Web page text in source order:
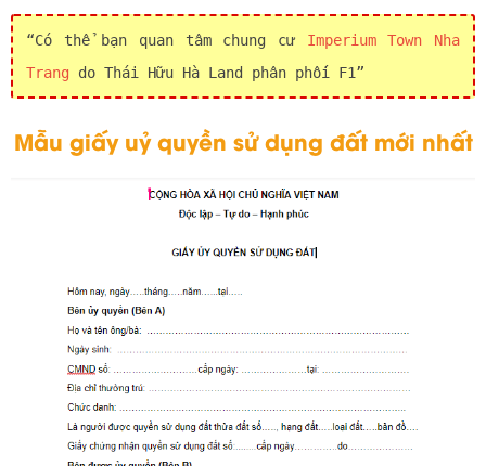
Có thể bạn quan tâm chung cư Imperium Town Nha
Trang do Thái Hữu Hà Land phân phối F1
Mẫu giấy uỷ quyền sử dụng đất mới nhất